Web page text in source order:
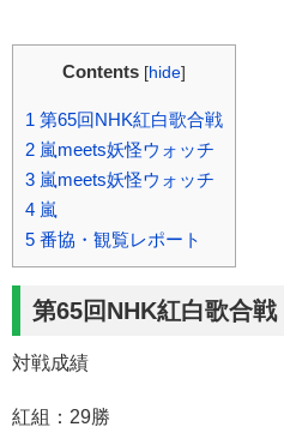
Contents [hide]
1 第65回NHK紅白歌合戦
2 嵐meets妖怪ウォッチ
3 嵐meets妖怪ウォッチ
4 嵐
5 番協・観覧レポート
第65回NHK紅白歌合戦
対戦成績
紅組：29勝